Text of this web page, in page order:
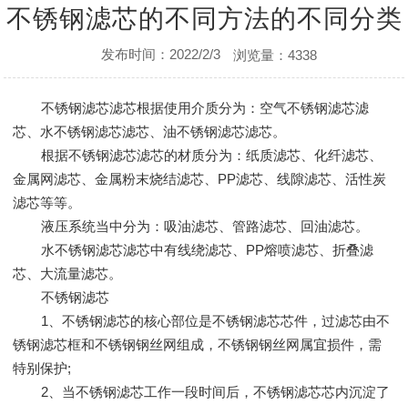
不锈钢滤芯的不同方法的不同分类
发布时间：2022/2/3 浏览量：4338
不锈钢滤芯滤芯根据使用介质分为：空气不锈钢滤芯滤
芯、水不锈钢滤芯滤芯、油不锈钢滤芯滤芯。
根据不锈钢滤芯滤芯的材质分为：纸质滤芯、化纤滤芯、
金属网滤芯、金属粉末烧结滤芯、PP滤芯、线隙滤芯、活性炭
滤芯等等。
液压系统当中分为：吸油滤芯、管路滤芯、回油滤芯。
水不锈钢滤芯滤芯中有线绕滤芯、PP熔喷滤芯、折叠滤
芯、大流量滤芯。
不锈钢滤芯
1、不锈钢滤芯的核心部位是不锈钢滤芯芯件，过滤芯由不
锈钢滤芯框和不锈钢钢丝网组成，不锈钢钢丝网属宜损件，需
特别保护;
2、当不锈钢滤芯工作一段时间后，不锈钢滤芯芯内沉淀了